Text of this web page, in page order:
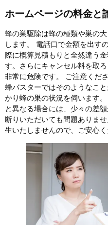
ホームページの料金と
蜂の巣駆除は蜂の種類や巣の
します。 電話口で金額を出す
際に概算見積もりと全然違う
す。さらにキャンセル料を取
非常に危険です。 ご注意くださ
蜂バスターではそのようなこ
かり蜂の巣の状況を伺います
と異なる場合には、少々の差
断りいただいても問題ありま
生いたしませんので、ご安心く